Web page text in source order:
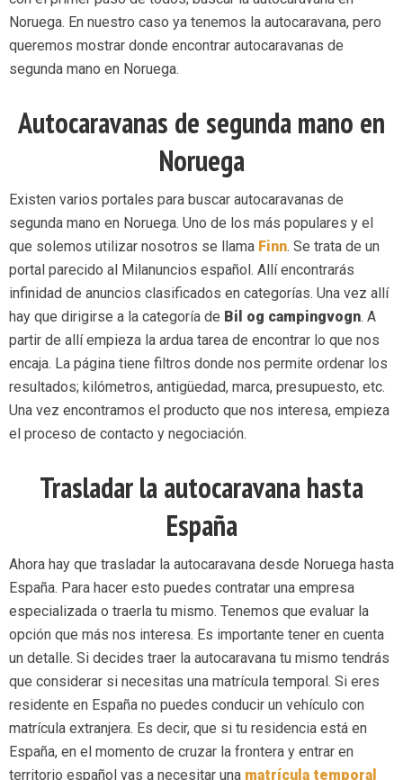
Noruega. En nuestro caso ya tenemos la autocaravana, pero
queremos mostrar donde encontrar autocaravanas de
segunda mano en Noruega.
Autocaravanas de segunda mano en
Noruega
Existen varios portales para buscar autocaravanas de
segunda mano en Noruega. Uno de los más populares y el
que solemos utilizar nosotros se llama Finn. Se trata de un
portal parecido al Milanuncios español. Allí encontrarás
infinidad de anuncios clasificados en categorías. Una vez allí
hay que dirigirse a la categoría de Bil og campingvogn. A
partir de allí empieza la ardua tarea de encontrar lo que nos
encaja. La página tiene filtros donde nos permite ordenar los
resultados; kilómetros, antigüedad, marca, presupuesto, etc.
Una vez encontramos el producto que nos interesa, empieza
el proceso de contacto y negociación.
Trasladar la autocaravana hasta
España
Ahora hay que trasladar la autocaravana desde Noruega hasta
España. Para hacer esto puedes contratar una empresa
especializada o traerla tu mismo. Tenemos que evaluar la
opción que más nos interesa. Es importante tener en cuenta
un detalle. Si decides traer la autocaravana tu mismo tendrás
que considerar si necesitas una matrícula temporal. Si eres
residente en España no puedes conducir un vehículo con
matrícula extranjera. Es decir, que si tu residencia está en
España, en el momento de cruzar la frontera y entrar en
territorio español vas a necesitar una matrícula temporal